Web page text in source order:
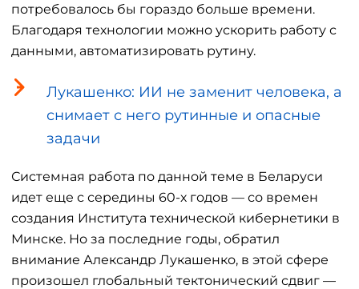
потребовалось бы гораздо больше времени.
Благодаря технологии можно ускорить работу с
данными, автоматизировать рутину.
Лукашенко: ИИ не заменит человека, а
снимает с него рутинные и опасные
задачи
Системная работа по данной теме в Беларуси
идет еще с середины 60-х годов — со времен
создания Института технической кибернетики в
Минске. Но за последние годы, обратил
внимание Александр Лукашенко, в этой сфере
произошел глобальный тектонический сдвиг —